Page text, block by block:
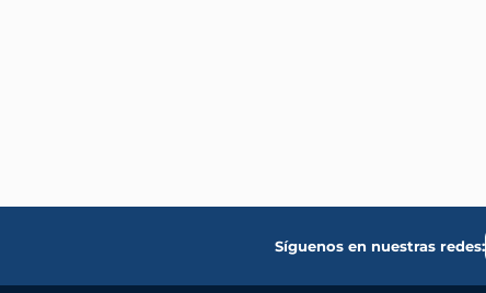
Síguenos en nuestras redes: